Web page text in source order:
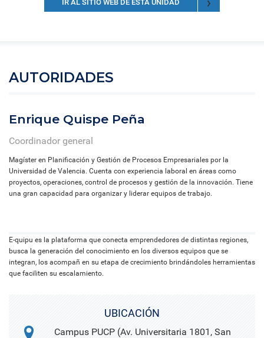
IR AL SITIO WEB DE ESTA UNIDAD
AUTORIDADES
Enrique Quispe Peña
Coordinador general
Magíster en Planificación y Gestión de Procesos Empresariales por la
Universidad de Valencia. Cuenta con experiencia laboral en áreas como
proyectos, operaciones, control de procesos y gestión de la innovación. Tiene
una gran capacidad para organizar y liderar equipos de trabajo.
E-quipu es la plataforma que conecta emprendedores de distintas regiones,
busca la generación del conocimiento en los diversos equipos que se
integran, los acompañ en su etapa de crecimiento brindándoles herramientas
que faciliten su escalamiento.
UBICACIÓN
Campus PUCP (Av. Universitaria 1801, San